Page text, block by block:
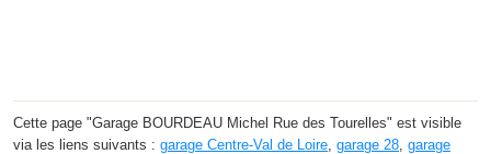
Cette page "Garage BOURDEAU Michel Rue des Tourelles" est visible
via les liens suivants : garage Centre-Val de Loire garage 28 garage